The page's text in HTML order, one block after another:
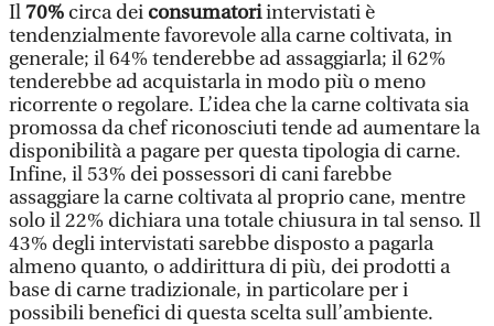
Il70% circa dei consumatoriintervistati è
tendenzialmente favorevole alla carne coltivata, in
generale; il 64% tenderebbe ad assaggiarla; il 62%
tenderebbe ad acquistarla in modo più o meno
ricorrente o regolare. L’idea che la carne coltivata sia
promossa da chef riconosciuti tende ad aumentare la
disponibilità a pagare per questa tipologia di carne.
Infine, il 53% dei possessori di cani farebbe
assaggiare la carne coltivata al proprio cane, mentre
solo il 22% dichiara una totale chiusura in tal senso. Il
43% degli intervistati sarebbe disposto a pagarla
almeno quanto, o addirittura di più, dei prodotti a
base di carne tradizionale, in particolare per i
possibili benefici di questa scelta sull’ambiente.